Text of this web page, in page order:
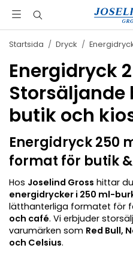
Startsida / Dryck /
Energidryck
Storsäljande
butik och
Energidryck 250
format för butik
Hos Joselind Gross hittar
energidrycker i 250 ml-
lätthanterliga formatet för
och café. Vi erbjuder
varumärken som Red Bull,
och Celsius.